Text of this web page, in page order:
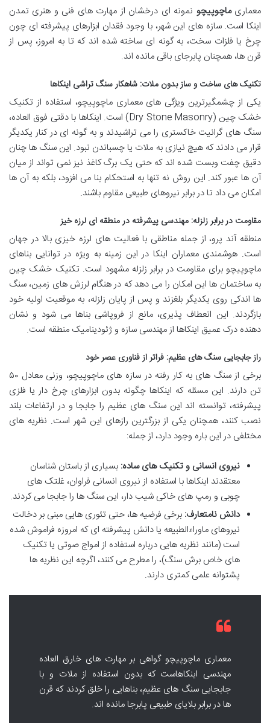
معماریماچوپیچو نمونه ای درخشان از مهارت های فنی و هنری تمدن
اینکا است. سازه های این شهر، با وجود فقدان ابزارهای پیشرفته ای چون
چرخ یا فلزات سخت، به گونه ای ساخته شده اند که تا به امروز، پس از
قرن ها، همچنان پابرجای باقی مانده اند.
تکنیک های ساخت و ساز بدون ملات: شاهکار سنگ تراشی اینکاها
یکی از چشمگیرترین ویژگی های معماری ماچوپیچو، استفاده از تکنیک
خشک چین (Dry Stone Masonry) است. اینکاها با دقتی فوق العاده،
سنگ های گرانیت خاکستری را می تراشیدند و به گونه ای در کنار یکدیگر
قرار می دادند که هیچ نیازی به ملات یا چسباندن نبود. این سنگ ها چنان
دقیق چفت وبست شده اند که حتی یک برگ کاغذ نیز نمی تواند از میان
آن ها عبور کند. این روش نه تنها به استحکام بنا می افزود، بلکه به آن ها
امکان می داد تا در برابر نیروهای طبیعی مقاوم باشند.
مقاومت در برابر زلزله: مهندسی پیشرفته در منطقه ای لرزه خیز
منطقه آند پرو، از جمله مناطقی با فعالیت های لرزه خیزی بالا در جهان
است. هوشمندی معماران اینکا در این زمینه به ویژه در توانایی بناهای
ماچوپیچو برای مقاومت در برابر زلزله مشهود است. تکنیک خشک چین
به ساختمان ها این امکان را می دهد که در هنگام لرزش های زمین، سنگ
ها اندکی روی یکدیگر بلغزند و پس از پایان زلزله، به موقعیت اولیه خود
بازگردند. این انعطاف پذیری، مانع از فروپاشی بناها می شود و نشان
دهنده درک عمیق اینکاها از مهندسی سازه و ژئودینامیک منطقه است.
راز جابجایی سنگ های عظیم: فراتر از فناوری عصر خود
برخی از سنگ های به کار رفته در سازه های ماچوپیچو، وزنی معادل ۵۰
تن دارند. این مسئله که اینکاها چگونه بدون ابزارهای چرخ دار یا فلزی
پیشرفته، توانسته اند این سنگ های عظیم را جابجا و در ارتفاعات بلند
نصب کنند، همچنان یکی از بزرگترین رازهای این شهر است. نظریه های
مختلفی در این باره وجود دارد، از جمله:
نیروی انسانی و تکنیک های ساده: بسیاری از باستان شناسان
معتقدند اینکاها با استفاده از نیروی انسانی فراوان، غلتک های
چوبی و رمپ های خاکی شیب دار، این سنگ ها را جابجا می کردند.
دانش نامتعارف: برخی فرضیه ها، حتی تئوری هایی مبنی بر دخالت
نیروهای ماوراءالطبیعه یا دانش پیشرفته ای که امروزه فراموش شده
است (مانند نظریه هایی درباره استفاده از امواج صوتی یا تکنیک
های خاص برش سنگ)، را مطرح می کنند، اگرچه این نظریه ها
پشتوانه علمی کمتری دارند.
معماری ماچوپیچو گواهی بر مهارت های خارق العاده
مهندسی اینکاهاست که بدون استفاده از ملات و با
جابجایی سنگ های عظیم، بناهایی را خلق کردند که قرن
ها در برابر بلایای طبیعی پابرجا مانده اند.